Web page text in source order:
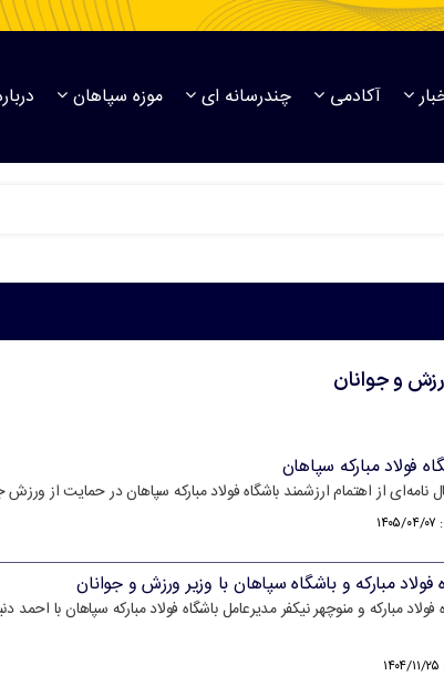
آکادمی چندرسانه ای موزه سپاهان
و جوانان
فولاد مبارکه سپاهان
نامه‌ای از اهتمام ارزشمند باشگاه فولاد مبارکه سپاهان در حمایت از ورزش
فولاد مبارکه و باشگاه سپاهان با وزیر ورزش و جوانان
مبارکه و منوچهر نیکفر مدیرعامل باشگاه فولاد مبارکه سپاهان با احمد